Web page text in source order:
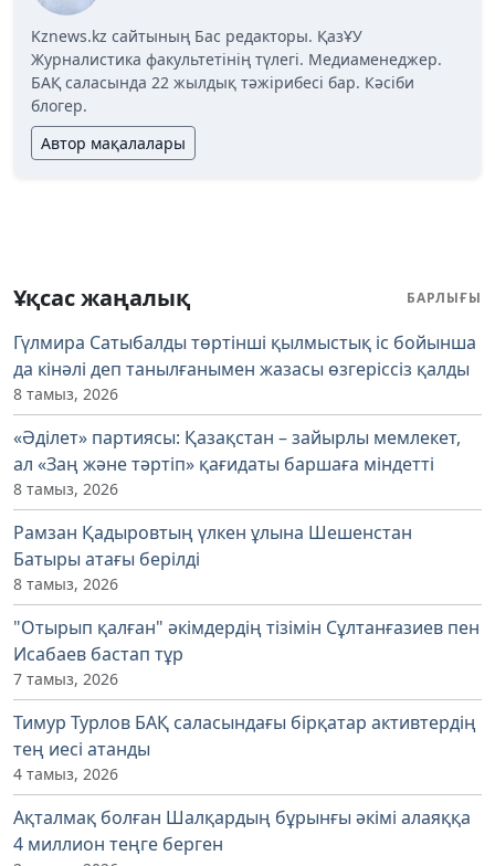
Kznews.kz сайтының Бас редакторы. ҚазҰУ
Журналистика факультетінің түлегі. Медиаменеджер.
БАҚ саласында 22 жылдық тәжірибесі бар. Кәсіби
блогер.
Автор мақалалары
Ұқсас жаңалық БАРЛЫҒЫ
Гүлмира Сатыбалды төртінші қылмыстық іс бойынша
да кінәлі деп танылғанымен жазасы өзгеріссіз қалды
8 тамыз, 2026
«Әділет» партиясы: Қазақстан – зайырлы мемлекет,
ал «Заң және тәртіп» қағидаты баршаға міндетті
8 тамыз, 2026
Рамзан Қадыровтың үлкен ұлына Шешенстан
Батыры атағы берілді
8 тамыз, 2026
"Отырып қалған" әкімдердің тізімін Сұлтанғазиев пен
Исабаев бастап тұр
7 тамыз, 2026
Тимур Турлов БАҚ саласындағы бірқатар активтердің
тең иесі атанды
4 тамыз, 2026
Ақталмақ болған Шалқардың бұрынғы әкімі алаяққа
4 миллион теңге берген